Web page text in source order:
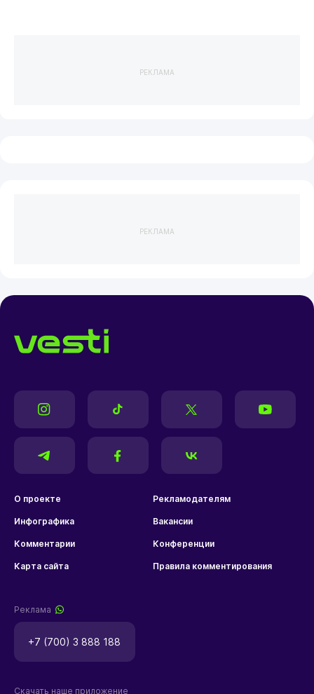
РЕКЛАМА
РЕКЛАМА
О проекте Рекламодателям
Инфографика Вакансии
Комментарии Конференции
Карта сайта Правила комментирования
Реклама
+7 (700) 3 888 188
Скачать наше приложение